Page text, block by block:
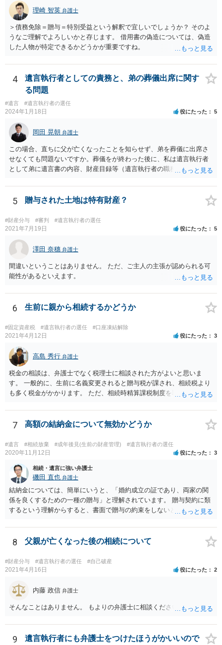
理崎 智英 弁護士
＞債務免除＝贈与＝特別受益という解釈で宜しいでしょうか？ そのよ
うなご理解でよろしいかと存じます。 借用書の偽造については、偽造
した人物が特定できるかどうかが重要ですね。
4
遺言執行者としての責務と、弟の葬儀出席に関す
る問題
#遺言 #遺言執行者の選任
2024年1月18日 役にたった 5
岡田 晃朝 弁護士
この場合、直ちに父が亡くなったことを知らせず、弟を葬儀に出席さ
せなくても問題ないですか。葬儀をが終わった後に、私は遺言執行者
として弟に遺言書の内容、財産目録等（遺言執行者の職務）を知らせ
るかは喪主の自由です。 呼ばなくてもかまいません。 そもそも、そう
いう法律関係にありません。 遺言の内容と遺産の総額の通知、公正証
で、対応しましょう。 そのあとは遺留分の請求などがあればそれへの
対応となるでしょう。
5 贈与された土地は特有財産？
#財産分与 #審判 #遺言執行者の選任
2021年7月19日 役にたった 5
澤田 奈穗 弁護士
間違いということはありません。 ただ、ご主人の主張が認められる可
能性があるといえます。
6 生前に親から相続するかどうか
#固定資産税 #遺言執行者の選任 #口座凍結解除
2021年4月12日 役にたった 3
高島 秀行 弁護士
税金の相談は、弁護士でなく税理士に相談された方がよいと思いま
す。 一般的に、生前に名義変更されると贈与税が課され、相続税より
も多く税金がかかります。 ただ、相続時精算課税制度を取れば、実質
ういう場合にどれくらい税金がかかるか計算してもらって どういう方
針を取るか決められたらよいと思います。
7 高額の結納金について無効かどうか
#遺言 #相続放棄 #成年後見(生前の財産管理) #遺言執行者の選任
2020年11月12日 役にたった 3
相続・遺言に強い弁護士
磯田 直也 弁護士
結納金については、簡単にいうと、「婚約成立の証であり、両家の関
係を良くするための一種の贈与」と理解されています。 贈与契約に類
するという理解からすると、書面で贈与の約束をしないと相手方は支
ことは困難です。 くれぐれも今後お気をつけください。 弁護士に対応
を依頼されるのも悪くはありませんが、感情的な理由が強いと思いま
8 父親が亡くなった後の相続について
#財産分与 #遺言執行者の選任 #自己破産
2021年4月16日 役にたった 2
内藤 政信 弁護士
そんなことはありません。 もよりの弁護士に相談ください。
9
遺言執行者にも弁護士をつけたほうがかいいので